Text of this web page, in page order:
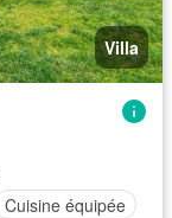
Villa
Cuisine équipée